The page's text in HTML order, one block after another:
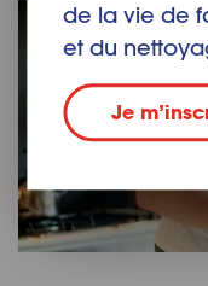
de la vie de
et du
Je